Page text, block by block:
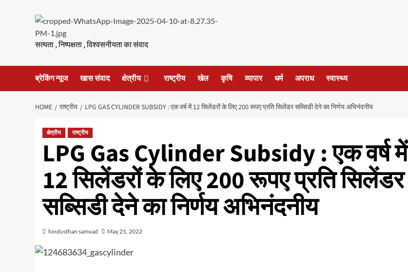
सत्यता , निष्पक्षता , विश्वसनीयता का संवाद
ब्रेकिंग न्यूज खास संवाद क्षेत्रीय राष्ट्रीय खेल कृषि व्यापार धर्म अपराध स्वास्थ्य
HOME राष्ट्रीय LPG GAS CYLINDER SUBSIDY : एक वर्ष में 12 सिलेंडरों के लिए 200 रूपए प्रति सिलेंडर सब्सिडी देने का निर्णय अभिनंदनीय
क्षेत्रीय राष्ट्रीय
LPG Gas Cylinder Subsidy : एक वर्ष में
12 सिलेंडरों के लिए 200 रूपए प्रति सिलेंडर
सब्सिडी देने का निर्णय अभिनंदनीय
hindusthan samvad May 21, 2022